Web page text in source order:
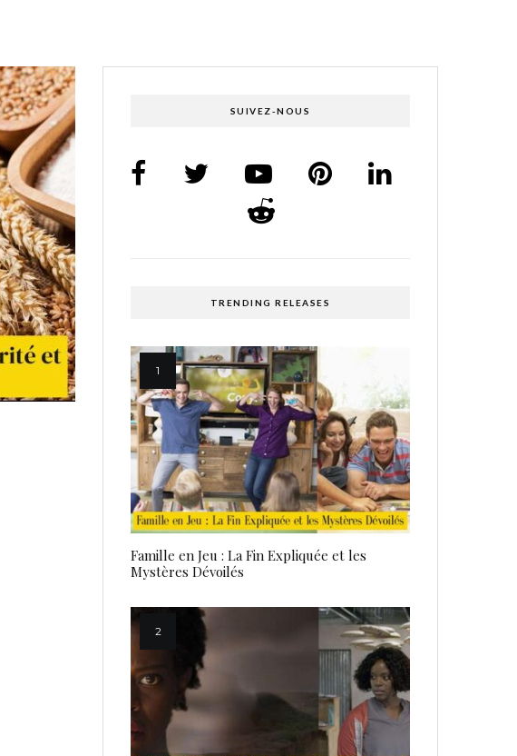
SUIVEZ-NOUS
TRENDING RELEASES
Famille en Jeu : La Fin Expliquée et les
Mystères Dévoilés